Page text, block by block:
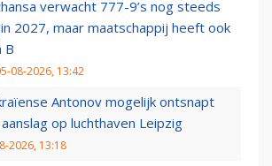
verwacht 777-9’s nog steeds
2027, maar maatschappij heeft ook
B
08-2026, 13:42
Antonov mogelijk ontsnapt
op luchthaven Leipzig
2026, 13:18